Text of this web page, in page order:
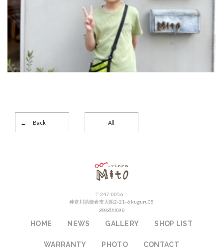
Back All
〒247-0056
神奈川県鎌倉市大船2-21-6 kuguru05
googlemap
HOME NEWS GALLERY SHOP LIST
WARRANTY PHOTO CONTACT